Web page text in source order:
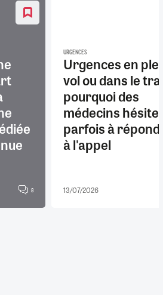
8
URGENCES
Urgences en
vol ou dans le
pourquoi des
médecins
parfois à
à l'appel
13/07/2026